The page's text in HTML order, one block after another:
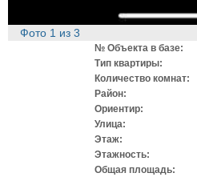
Фото 1 из 3
№ Объекта в базе:
Тип квартиры:
Количество комнат:
Район:
Ориентир:
Улица:
Этаж:
Этажность:
Общая площадь: